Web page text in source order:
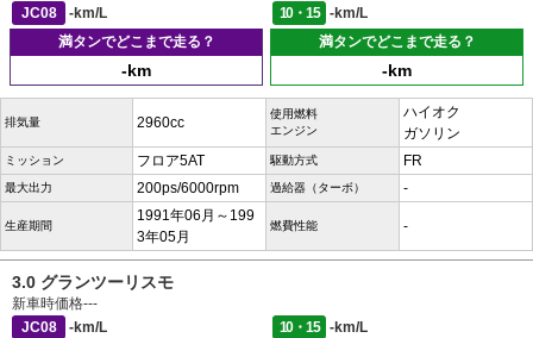
JC08
-km/L 10・15
-km/L
満タンでどこまで走る？
-km
満タンでどこまで走る？
-km
排気量 2960cc
使用燃料
エンジン
ハイオク
ガソリン
ミッション フロア5AT 駆動方式 FR
最大出力 200ps/6000rpm 過給器（ターボ） -
生産期間
1991年06月～199
3年05月
燃費性能 -
3.0 グランツーリスモ
新車時価格---
JC08
-km/L 10・15
-km/L